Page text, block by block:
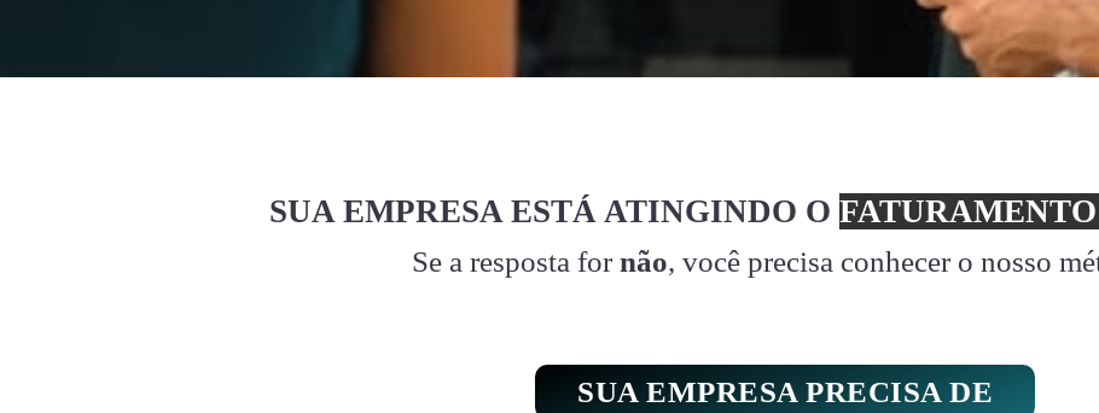
SUA EMPRESA ESTÁ ATINGINDO O
Se a resposta for não, você precisa conhecer o nosso
SUA EMPRESA PRECISA DE